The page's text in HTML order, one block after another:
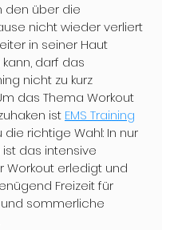
den über die
nicht wieder verliert
in seiner Haut
darf das
nicht zu kurz
das Thema Workout
ist EMS Training
richtige Wahl: In nur
ist das intensive
Workout erledigt und
Freizeit für
sommerliche